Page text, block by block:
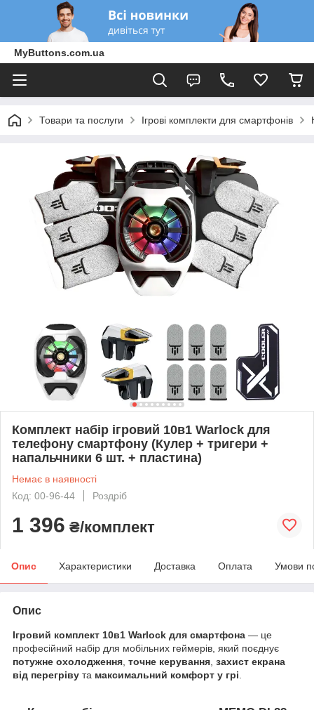
MyButtons.com.ua
Товари та послуги Ігрові комплекти для смартфонів
Комплект набір ігровий 10в1 Warlock для
телефону смартфону (Кулер + тригери +
напальчники 6 шт. + пластина)
Немає в наявності
Код: 00-96-44
Роздріб
1 396 ₴/комплект
Опис Характеристики Доставка Оплата Умови
Опис
Ігровий комплект 10в1 Warlock для смартфона — це
професійний набір для мобільних геймерів, який поєднує
потужне охолодження точне керування захист екрана
від перегріву та максимальний комфорт у грі